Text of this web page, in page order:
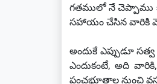
గతములో నే చెప్పాము
సహాయం చేసిన వారికి
అందుకే ఎప్పుడూ
ఎందుకంటే, అది
పంచభూతాల నుంచి